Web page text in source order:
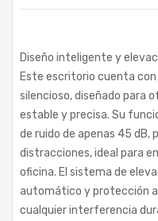
Diseño inteligente y
Este escritorio cuenta
silencioso, diseñado para
estable y precisa. Su
de ruido de apenas 45
distracciones, ideal para
oficina. El sistema de
automático y protección
cualquier interferencia